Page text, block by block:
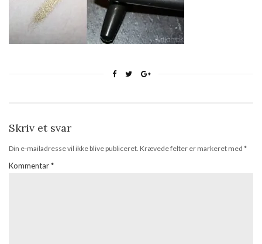
Skriv et svar
Din e-mailadresse vil ikke blive publiceret. Krævede felter er markeret med *
Kommentar*